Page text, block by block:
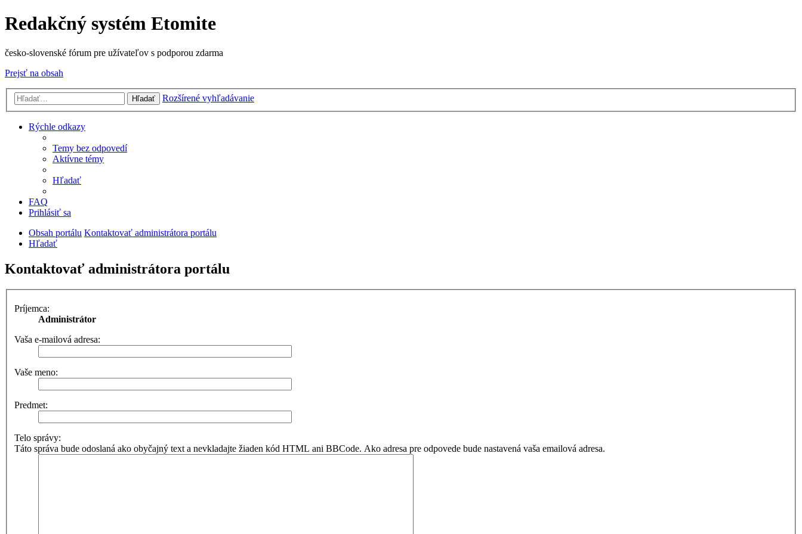
Redakčný systém Etomite
česko-slovenské fórum pre užívateľov s podporou zdarma
Prejsť na obsah
Hľadať Rozšírené vyhľadávanie
Rýchle odkazy
Temy bez odpovedí
Aktívne témy
Hľadať
FAQ
Prihlásiť sa
Obsah portálu Kontaktovať administrátora portálu
Hľadať
Kontaktovať administrátora portálu
Príjemca:
Administrátor
Vaša e-mailová adresa:
Vaše meno:
Predmet:
Telo správy:
Táto správa bude odoslaná ako obyčajný text a nevkladajte žiaden kód HTML ani BBCode. Ako adresa pre odpovede bude nastavená vaša emailová adresa.